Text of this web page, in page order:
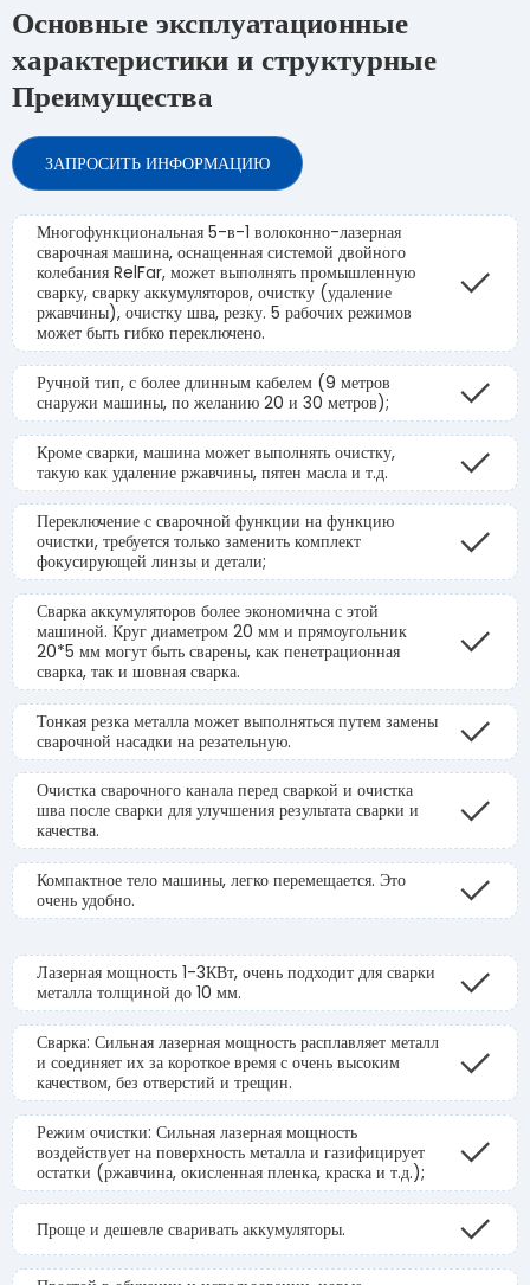
Основные эксплуатационные
характеристики и структурные
Преимущества
ЗАПРОСИТЬ ИНФОРМАЦИЮ
Многофункциональная 5-в-1 волоконно-лазерная
сварочная машина, оснащенная системой двойного
колебания RelFar, может выполнять промышленную
сварку, сварку аккумуляторов, очистку (удаление
ржавчины), очистку шва, резку. 5 рабочих режимов
может быть гибко переключено.
Ручной тип, с более длинным кабелем (9 метров
снаружи машины, по желанию 20 и 30 метров);
Кроме сварки, машина может выполнять очистку,
такую как удаление ржавчины, пятен масла и т.д.
Переключение с сварочной функции на функцию
очистки, требуется только заменить комплект
фокусирующей линзы и детали;
Сварка аккумуляторов более экономична с этой
машиной. Круг диаметром 20 мм и прямоугольник
20*5 мм могут быть сварены, как пенетрационная
сварка, так и шовная сварка.
Тонкая резка металла может выполняться путем замены
сварочной насадки на резательную.
Очистка сварочного канала перед сваркой и очистка
шва после сварки для улучшения результата сварки и
качества.
Компактное тело машины, легко перемещается. Это
очень удобно.
Лазерная мощность 1-3КВт, очень подходит для сварки
металла толщиной до 10 мм.
Сварка: Сильная лазерная мощность расплавляет металл
и соединяет их за короткое время с очень высоким
качеством, без отверстий и трещин.
Режим очистки: Сильная лазерная мощность
воздействует на поверхность металла и газифицирует
остатки (ржавчина, окисленная пленка, краска и т.д.);
Проще и дешевле сваривать аккумуляторы.